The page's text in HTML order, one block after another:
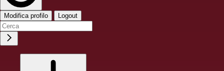
Modifica profilo Logout